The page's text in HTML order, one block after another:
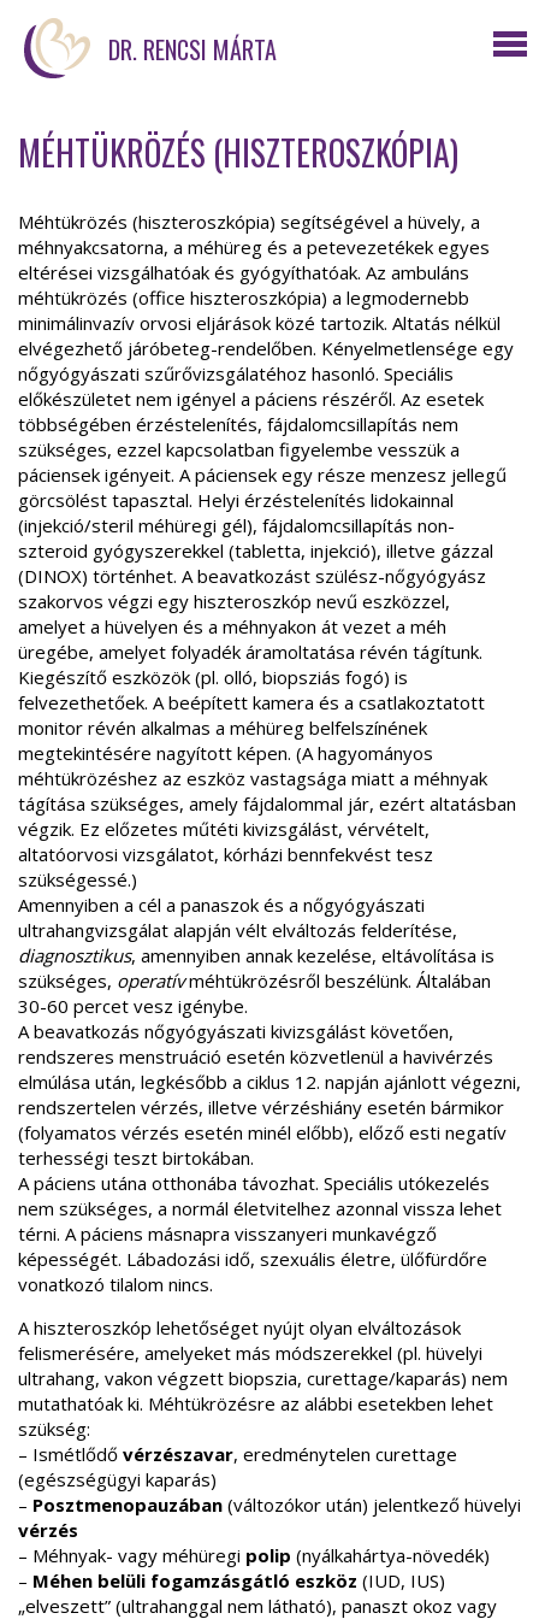
DR. RENCSI MÁRTA
MÉHTÜKRÖZÉS (HISZTEROSZKÓPIA)
Méhtükrözés (hiszteroszkópia) segítségével a hüvely, a
méhnyakcsatorna, a méhüreg és a petevezetékek egyes
eltérései vizsgálhatóak és gyógyíthatóak. Az ambuláns
méhtükrözés (office hiszteroszkópia) a legmodernebb
minimálinvazív orvosi eljárások közé tartozik. Altatás nélkül
elvégezhető járóbeteg-rendelőben. Kényelmetlensége egy
nőgyógyászati szűrővizsgálatéhoz hasonló. Speciális
előkészületet nem igényel a páciens részéről. Az esetek
többségében érzéstelenítés, fájdalomcsillapítás nem
szükséges, ezzel kapcsolatban figyelembe vesszük a
páciensek igényeit. A páciensek egy része menzesz jellegű
görcsölést tapasztal. Helyi érzéstelenítés lidokainnal
(injekció/steril méhüregi gél), fájdalomcsillapítás non-
szteroid gyógyszerekkel (tabletta, injekció), illetve gázzal
(DINOX) történhet. A beavatkozást szülész-nőgyógyász
szakorvos végzi egy hiszteroszkóp nevű eszközzel,
amelyet a hüvelyen és a méhnyakon át vezet a méh
üregébe, amelyet folyadék áramoltatása révén tágítunk.
Kiegészítő eszközök (pl. olló, biopsziás fogó) is
felvezethetőek. A beépített kamera és a csatlakoztatott
monitor révén alkalmas a méhüreg belfelszínének
megtekintésére nagyított képen. (A hagyományos
méhtükrözéshez az eszköz vastagsága miatt a méhnyak
tágítása szükséges, amely fájdalommal jár, ezért altatásban
végzik. Ez előzetes műtéti kivizsgálást, vérvételt,
altatóorvosi vizsgálatot, kórházi bennfekvést tesz
szükségessé.)
Amennyiben a cél a panaszok és a nőgyógyászati
ultrahangvizsgálat alapján vélt elváltozás felderítése,
diagnosztikus, amennyiben annak kezelése, eltávolítása is
szükséges, operatívméhtükrözésről beszélünk. Általában
30-60 percet vesz igénybe.
A beavatkozás nőgyógyászati kivizsgálást követően,
rendszeres menstruáció esetén közvetlenül a havivérzés
elmúlása után, legkésőbb a ciklus 12. napján ajánlott végezni,
rendszertelen vérzés, illetve vérzéshiány esetén bármikor
(folyamatos vérzés esetén minél előbb), előző esti negatív
terhességi teszt birtokában.
A páciens utána otthonába távozhat. Speciális utókezelés
nem szükséges, a normál életvitelhez azonnal vissza lehet
térni. A páciens másnapra visszanyeri munkavégző
képességét. Lábadozási idő, szexuális életre, ülőfürdőre
vonatkozó tilalom nincs.
A hiszteroszkóp lehetőséget nyújt olyan elváltozások
felismerésére, amelyeket más módszerekkel (pl. hüvelyi
ultrahang, vakon végzett biopszia, curettage/kaparás) nem
mutathatóak ki. Méhtükrözésre az alábbi esetekben lehet
szükség:
– Ismétlődő vérzészavar, eredménytelen curettage
(egészségügyi kaparás)
– Posztmenopauzában (változókor után) jelentkező hüvelyi
vérzés
– Méhnyak- vagy méhüregi polip (nyálkahártya-növedék)
– Méhen belüli fogamzásgátló eszköz (IUD, IUS)
„elveszett” (ultrahanggal nem látható), panaszt okoz vagy